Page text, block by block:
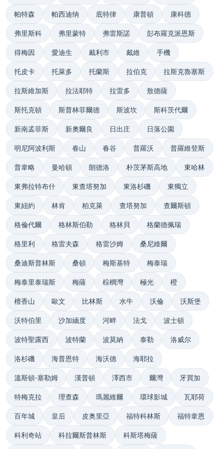
帕特森 帕西迪纳 底特律 康普頓 康科德
弗里斯科 弗里蒙特 弗雷斯諾 彭布羅克派恩斯
得梅因 愛迪生 戴利市 戴維 手機
托皮卡 托萊多 托蘭斯 拉伯克 拉斯克魯塞斯
拉斯維加斯 拉法耶特 拉雷多 敖德薩
斯托克頓 斯普林菲爾德 斯波坎 斯科茨代爾
新南孟菲斯 新奧爾良 日出庄 日落公園
明尼阿波利斯 春山 春谷 普羅沃 普羅維登斯
普韋略 曼哈頓 朗德洛 朴茨茅斯高地 東哈林
東弗拉特布什 東查塔努加 東洛杉磯 東獨立
東紐約 林肯 柏克萊 查塔努加 查爾斯頓
格倫代爾 格林斯伯勒 格林貝 格蘭德佩瑞
格里利 格雷夫森 格雷沙姆 桑尼維爾
桑迪斯普林斯 桑頓 梅斯基特 梅泰瑞
梅泰里泰瑞斯 梅薩 棕櫚灣 極光 橙
檀香山 歐文 比林斯 水牛 沃倫 沃斯堡
沃特伯里 沙加緬度 河畔 法戈 波士頓
波特聖露西 波特蘭 波莫納 泰勒 洛威尔
洛杉磯 海普恩特 海沃德 海耶拉
溫斯頓-塞勒姆 漢普頓 澤西市 爾灣 牙買加
特梅克拉 理查森 瑪麗維爾 環球影城 瓦耶荷
百年城 皇后 皮奥里亞 福特科林斯 福特韋恩
科利奇站 科拉爾斯普林斯 科斯塔梅薩